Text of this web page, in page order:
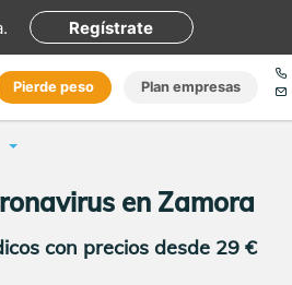
. Regístrate
Pierde peso Plan empresas
en Zamora
con precios desde 29 €